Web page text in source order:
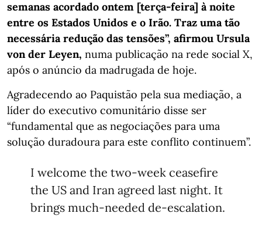
semanas acordado ontem [terça-feira] à noite
entre os Estados Unidos e o Irão. Traz uma tão
necessária redução das tensões”, afirmou Ursula
von der Leyen, numa publicação na rede social X,
após o anúncio da madrugada de hoje.
Agradecendo ao Paquistão pela sua mediação, a
líder do executivo comunitário disse ser
“fundamental que as negociações para uma
solução duradoura para este conflito continuem”.
I welcome the two-week ceasefire
the US and Iran agreed last night. It
brings much-needed de-escalation.